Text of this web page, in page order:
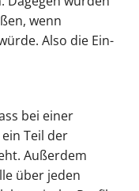
wenn
Also die Ein-
bei einer
Teil der
Außerdem
über jeden